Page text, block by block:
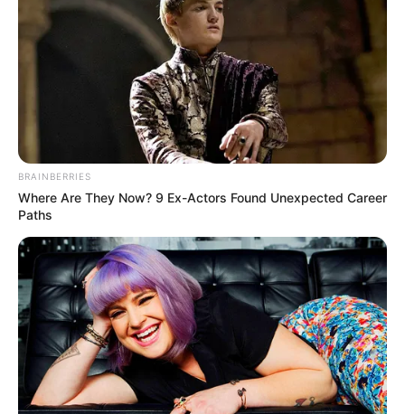
BRAINBERRIES
Where Are They Now? 9 Ex-Actors Found Unexpected Career
Paths